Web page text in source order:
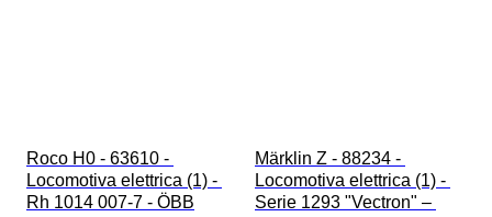
Roco H0 - 63610 -
Locomotiva elettrica (1) -
Rh 1014 007-7 - ÖBB
Märklin Z - 88234 -
Locomotiva elettrica (1) -
Serie 1293 "Vectron" –